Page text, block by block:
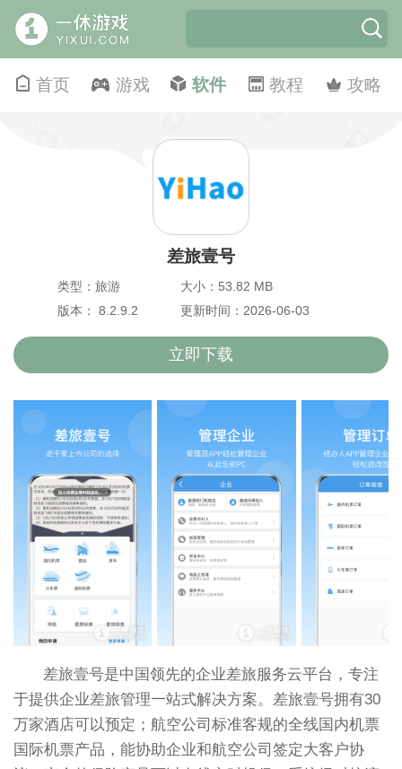
首页 游戏 软件 教程 攻略
差旅壹号
类型：旅游
大小：53.82 MB
版本： 8.2.9.2
更新时间：2026-06-03
立即下载
差旅壹号是中国领先的企业差旅服务云平台，专注
于提供企业差旅管理一站式解决方案。差旅壹号拥有30
万家酒店可以预定；航空公司标准客规的全线国内机票
国际机票产品，能协助企业和航空公司签定大客户协